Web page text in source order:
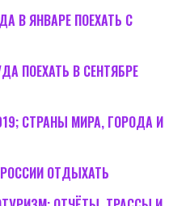
В ЯНВАРЕ ПОЕХАТЬ С
ПОЕХАТЬ В СЕНТЯБРЕ
СТРАНЫ МИРА, ГОРОДА И
ОТДЫХАТЬ